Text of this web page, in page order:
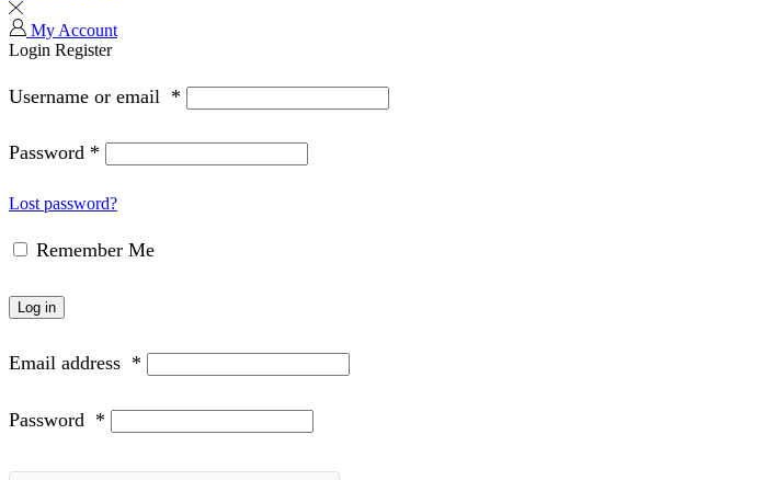
My Account
Login Register
Username or email *
Password *
Lost password?
Remember Me
Log in
Email address *
Password *